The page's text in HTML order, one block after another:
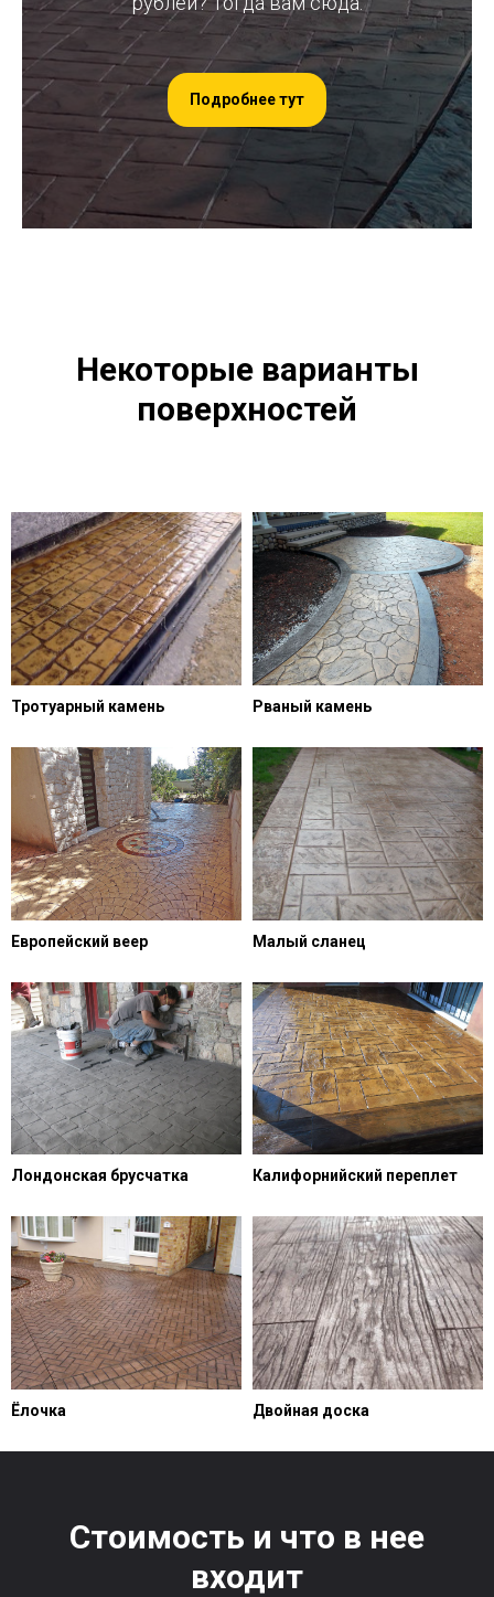
Подробнее тут
Некоторые варианты
поверхностей
Тротуарный камень Рваный камень
Европейский веер Малый сланец
Лондонская брусчатка Калифорнийский переплет
Ёлочка Двойная доска
Стоимость и что в нее
входит